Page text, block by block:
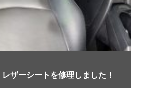
ザーシートを修理しました！